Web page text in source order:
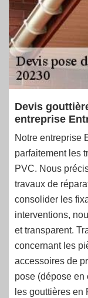
Devis
entreprise
Notre entreprise
parfaitement les
PVC. Nous
travaux de
consolider les
interventions,
et transparent.
concernant les
accessoires de
pose (dépose
les gouttières en